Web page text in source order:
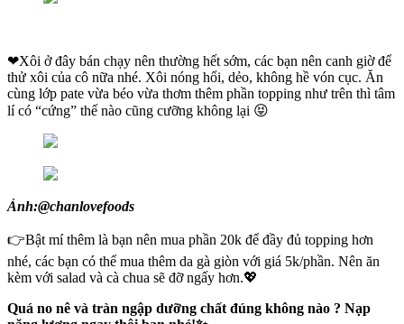
❤Xôi ở đây bán chạy nên thường hết sớm, các bạn nên canh giờ để
thử xôi của cô nữa nhé. Xôi nóng hổi, dẻo, không hề vón cục. Ăn
cùng lớp pate vừa béo vừa thơm thêm phần topping như trên thì tâm
lí có “cứng” thế nào cũng cưỡng không lại 😝
Ảnh:@chanlovefoods
👉Bật mí thêm là bạn nên mua phần 20k để đầy đủ topping hơn
nhé, các bạn có thể mua thêm da gà giòn với giá 5k/phần. Nên ăn
kèm với salad và cà chua sẽ đỡ ngấy hơn.💖
Quá no nê và tràn ngập dưỡng chất đúng không nào ? Nạp